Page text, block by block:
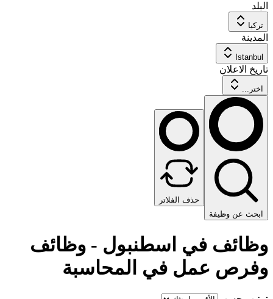
البلد
تركيا
المدينة
Istanbul
تاريخ الاعلان
اختر...
ابحث عن وظيفة
حذف الفلاتر
وظائف في اسطنبول - وظائف
وفرص عمل في المحاسبة